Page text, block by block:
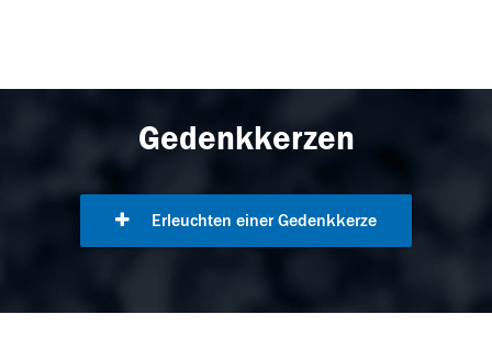
Gedenkkerzen
Erleuchten einer Gedenkkerze